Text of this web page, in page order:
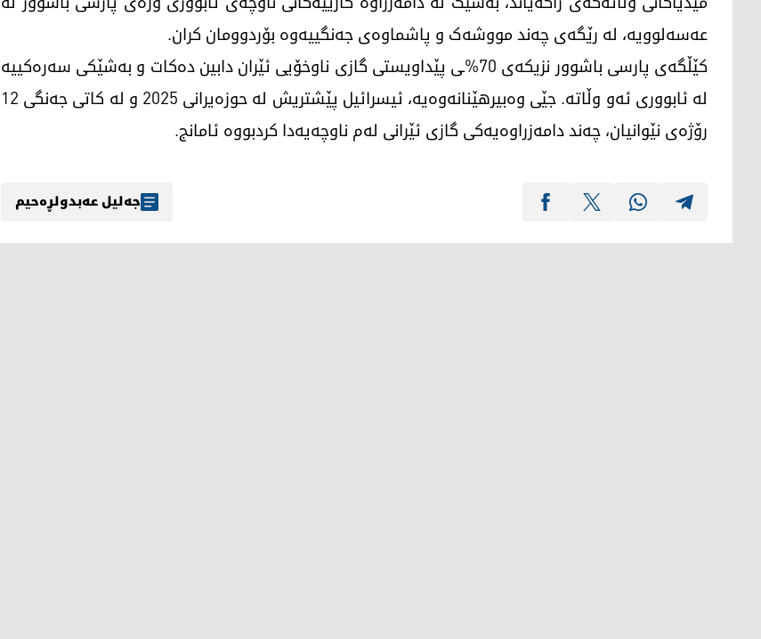
عەسەلوویە، لە رێگەی چەند مووشەک و پاشماوەی جەنگییەوە بۆردوومان کران.
کێڵگەی پارسی باشوور نزیکەی 70%ـی پێداویستی گازی ناوخۆیی ئێران دابین دەکات و بەشێکی سەرەکییە
لە ئابووری ئەو وڵاتە. جێی وەبیرهێنانەوەیە، ئیسرائیل پێشتریش لە حوزەیرانی 2025 و لە کاتی جەنگی 12
رۆژەی نێوانیان، چەند دامەزراوەیەکی گازی ئێرانی لەم ناوچەیەدا کردبووە ئامانج.
جەلیل عەبدولڕەحیم